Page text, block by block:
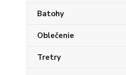
Batohy
Oblečenie
Tretry